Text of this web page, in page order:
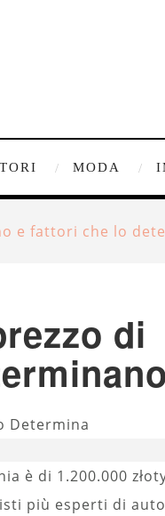
MODA
e fattori che lo
di
è di 1.200.000
più esperti di auto